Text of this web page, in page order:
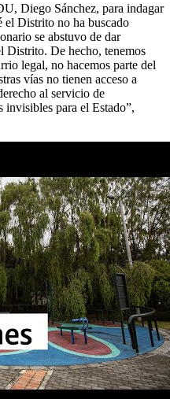
Diego Sánchez, para indagar
el Distrito no ha buscado
se abstuvo de dar
Distrito. De hecho, tenemos
legal, no hacemos parte del
vías no tienen acceso a
al servicio de
invisibles para el Estado”,